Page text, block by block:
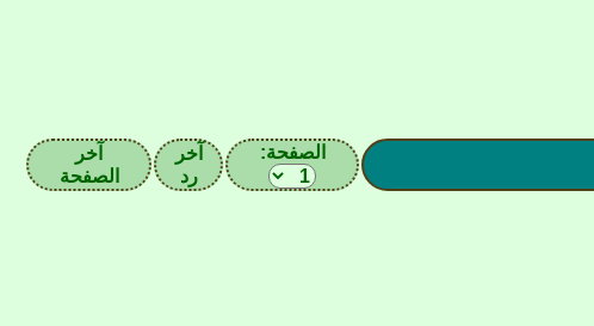
الصفحة:
آخر
رد
آخر
الصفحة